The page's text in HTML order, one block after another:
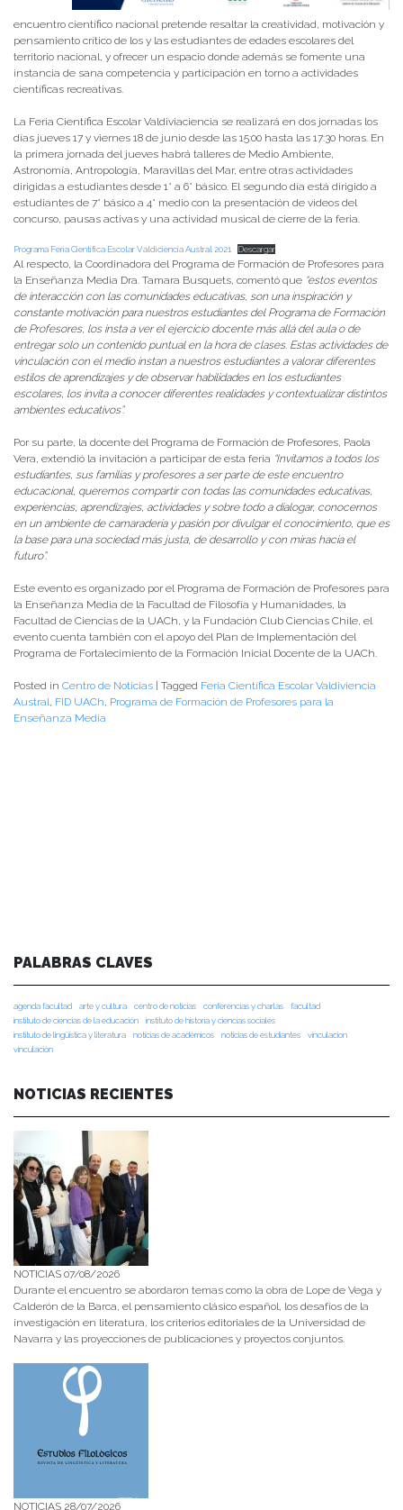
encuentro científico nacional pretende resaltar la creatividad, motivación y
pensamiento crítico de los y las estudiantes de edades escolares del
territorio nacional, y ofrecer un espacio donde además se fomente una
instancia de sana competencia y participación en torno a actividades
científicas recreativas.
La Feria Científica Escolar Valdiviaciencia se realizará en dos jornadas los
días jueves 17 y viernes 18 de junio desde las 15:00 hasta las 17:30 horas. En
la primera jornada del jueves habrá talleres de Medio Ambiente,
Astronomía, Antropología, Maravillas del Mar, entre otras actividades
dirigidas a estudiantes desde 1° a 6° básico. El segundo día está dirigido a
estudiantes de 7° básico a 4° medio con la presentación de videos del
concurso, pausas activas y una actividad musical de cierre de la feria.
Programa Feria Científica Escolar Valdiciencia Austral 2021 Descargar
Al respecto, la Coordinadora del Programa de Formación de Profesores para
la Enseñanza Media Dra. Tamara Busquets, comentó que “estos eventos
de interacción con las comunidades educativas, son una inspiración y
constante motivación para nuestros estudiantes del Programa de Formación
de Profesores, los insta a ver el ejercicio docente más allá del aula o de
entregar solo un contenido puntual en la hora de clases. Estas actividades de
vinculación con el medio instan a nuestros estudiantes a valorar diferentes
estilos de aprendizajes y de observar habilidades en los estudiantes
escolares, los invita a conocer diferentes realidades y contextualizar distintos
ambientes educativos”.
Por su parte, la docente del Programa de Formación de Profesores, Paola
Vera, extendió la invitación a participar de esta feria “Invitamos a todos los
estudiantes, sus familias y profesores a ser parte de este encuentro
educacional, queremos compartir con todas las comunidades educativas,
experiencias, aprendizajes, actividades y sobre todo a dialogar, conocernos
en un ambiente de camaradería y pasión por divulgar el conocimiento, que es
la base para una sociedad más justa, de desarrollo y con miras hacia el
futuro”.
Este evento es organizado por el Programa de Formación de Profesores para
la Enseñanza Media de la Facultad de Filosofía y Humanidades, la
Facultad de Ciencias de la UACh, y la Fundación Club Ciencias Chile, el
evento cuenta también con el apoyo del Plan de Implementación del
Programa de Fortalecimiento de la Formación Inicial Docente de la UACh.
Posted in Centro de Noticias | Tagged Feria Científica Escolar Valdiviencia
Austral, FID UACh, Programa de Formación de Profesores para la
Enseñanza Media
PALABRAS CLAVES
agenda facultad arte y cultura centro de noticias conferencias y charlas
facultad
instituto de ciencias de la educación
instituto de historia y ciencias sociales
instituto de lingüística y literatura
noticias de académicos noticias de estudiantes
vinculacion
vinculación
NOTICIAS RECIENTES
NOTICIAS 07/08/2026
Durante el encuentro se abordaron temas como la obra de Lope de Vega y
Calderón de la Barca, el pensamiento clásico español, los desafíos de la
investigación en literatura, los criterios editoriales de la Universidad de
Navarra y las proyecciones de publicaciones y proyectos conjuntos.
NOTICIAS 28/07/2026